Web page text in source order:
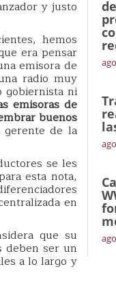
y justo
hemos
era pensar
emisora de
radio muy
gobiernista ni
emisoras de
buenos
de la
se les
esta nota,
en
que su
deben ser un
a lo largo y